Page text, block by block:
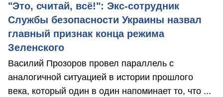
"Это, считай, всё!": Экс-сотрудник
Службы безопасности Украины назвал
главный признак конца режима
Зеленского
Василий Прозоров провел параллель с
аналогичной ситуацией в истории прошлого
века, который один в один напоминает то, что ...